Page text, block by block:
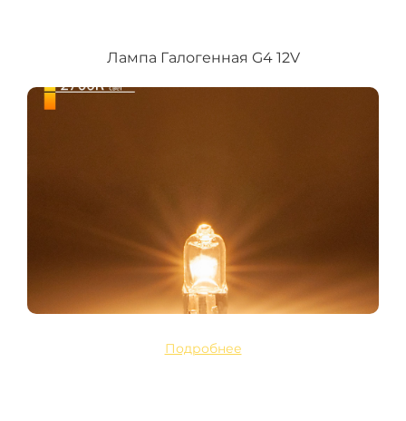
Лампа Галогенная G4 12V
Подробнее